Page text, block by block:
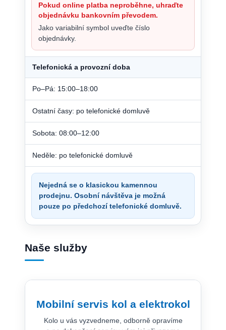
Pokud online platba neproběhne, uhraďte
objednávku bankovním převodem.
Jako variabilní symbol uveďte číslo
objednávky.
Telefonická a provozní doba
Po–Pá: 15:00–18:00
Ostatní časy: po telefonické domluvě
Sobota: 08:00–12:00
Neděle: po telefonické domluvě
Nejedná se o klasickou kamennou
prodejnu. Osobní návštěva je možná
pouze po předchozí telefonické domluvě.
Naše služby
Mobilní servis kol a elektrokol
Kolo u vás vyzvedneme, odborně opravíme